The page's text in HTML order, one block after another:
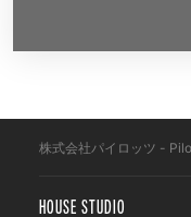
株式会社パイロッツ -
HOUSE STUDIO